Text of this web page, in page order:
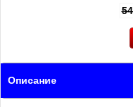
Описание